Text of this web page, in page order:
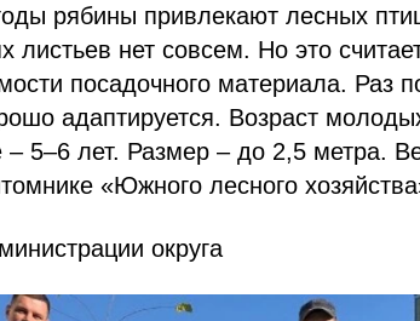
рябины привлекают лесных
листьев нет совсем. Но это
посадочного материала. Раз
адаптируется. Возраст
5–6 лет. Размер – до 2,5 метра.
«Южного лесного
округа